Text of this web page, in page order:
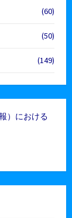
(60)
(50)
(149)
）における